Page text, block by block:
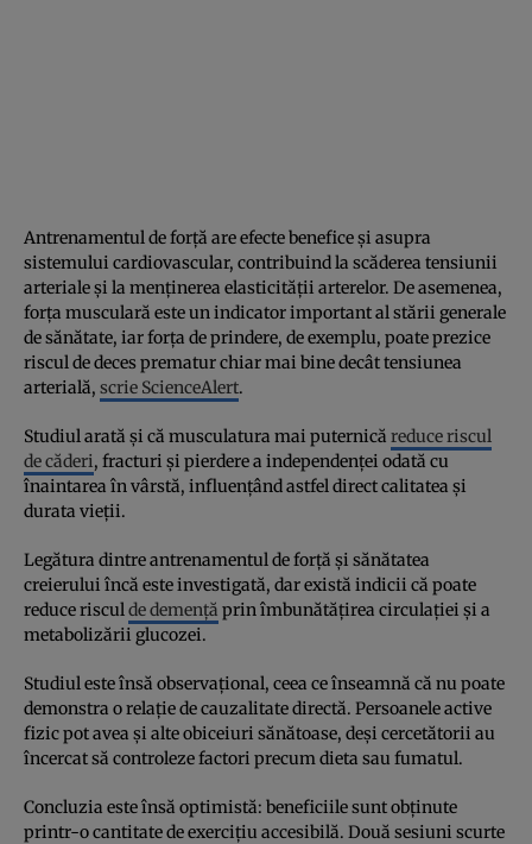
Antrenamentul de forță are efecte benefice și asupra
sistemului cardiovascular, contribuind la scăderea tensiunii
arteriale și la menținerea elasticității arterelor. De asemenea,
forța musculară este un indicator important al stării generale
de sănătate, iar forța de prindere, de exemplu, poate prezice
riscul de deces prematur chiar mai bine decât tensiunea
arterială, scrie ScienceAlert.
Studiul arată și că musculatura mai puternică reduce riscul
de căderi, fracturi și pierdere a independenței odată cu
înaintarea în vârstă, influențând astfel direct calitatea și
durata vieții.
Legătura dintre antrenamentul de forță și sănătatea
creierului încă este investigată, dar există indicii că poate
reduce risculde demență prin îmbunătățirea circulației și a
metabolizării glucozei.
Studiul este însă observațional, ceea ce înseamnă că nu poate
demonstra o relație de cauzalitate directă. Persoanele active
fizic pot avea și alte obiceiuri sănătoase, deși cercetătorii au
încercat să controleze factori precum dieta sau fumatul.
Concluzia este însă optimistă: beneficiile sunt obținute
printr-o cantitate de exercițiu accesibilă. Două sesiuni scurte